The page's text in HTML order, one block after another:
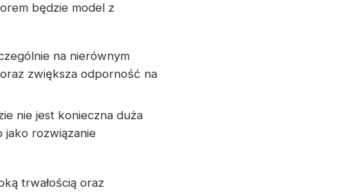
będzie model z
na nierównym
zwiększa odporność na
nie jest konieczna duża
jako rozwiązanie
trwałością oraz